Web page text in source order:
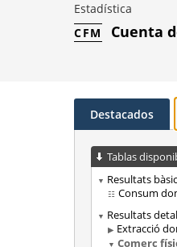
Estadística
CFM
Cuenta
Destacados
Tablas
Resultats
Consum
Resultats
Extracció
Comerç